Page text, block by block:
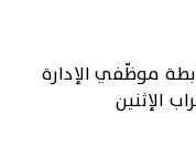
موظّفي الإدارة
الإثنين